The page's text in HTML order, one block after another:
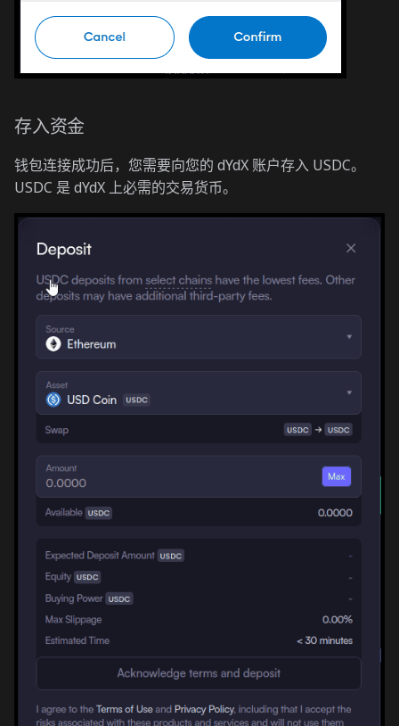
存入资金
钱包连接成功后，您需要向您的 dYdX 账户存入 USDC。
USDC 是 dYdX 上必需的交易货币。